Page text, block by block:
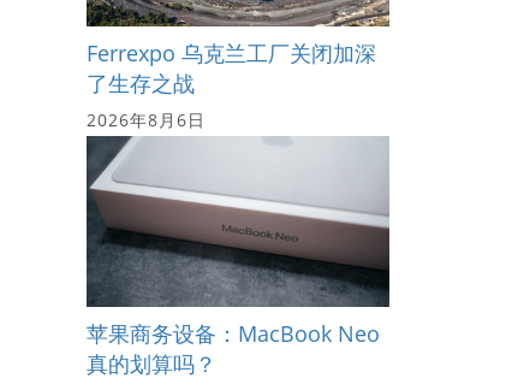
Ferrexpo 乌克兰工厂关闭加深
了生存之战
2026年8月6日
苹果商务设备：MacBook Neo
真的划算吗？